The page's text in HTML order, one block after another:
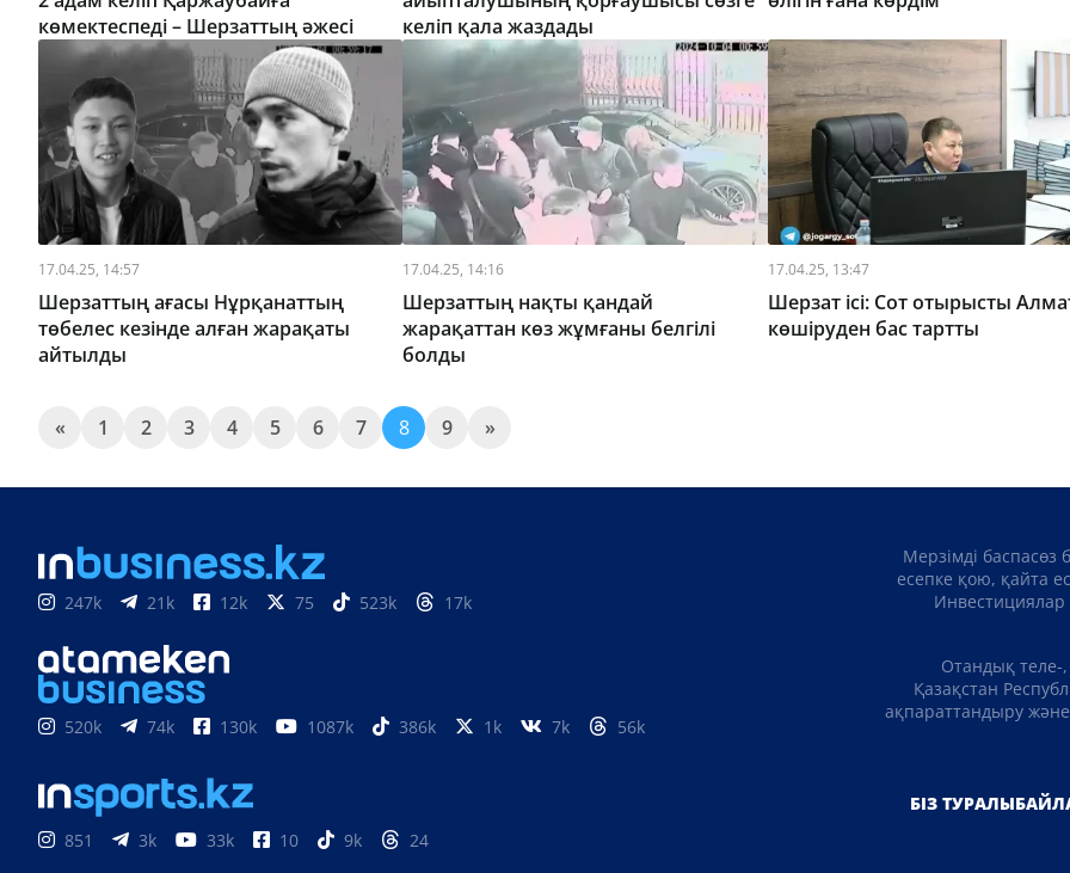
көмектеспеді – Шерзаттың әжесі
келіп қала жаздады
17.04.25, 14:57
Шерзаттың ағасы Нұрқанаттың
төбелес кезінде алған жарақаты
айтылды
17.04.25, 14:16
Шерзаттың нақты қандай
жарақаттан көз жұмғаны белгілі
болды
17.04.25, 13:47
Шерзат ісі: Сот отырысты
көшіруден бас тартты
« 1 2 3 4 5 6 7 8 9 »
247k 21k 12k 75 523k 17k
520k 74k 130k 1087k 386k 1k 7k 56k
851 3k 33k 10 9k 24
Мерзімді баспасөз
есепке қою, қайта
Инвестициялар
Отандық теле-
Қазақстан
ақпараттандыру
БІЗ ТУРАЛЫ